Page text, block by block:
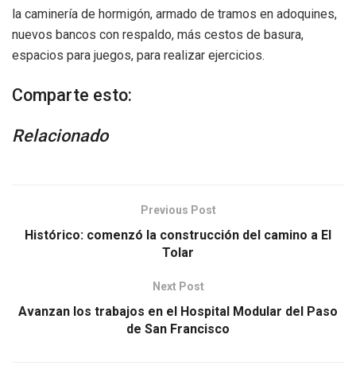
la caminería de hormigón, armado de tramos en adoquines,
nuevos bancos con respaldo, más cestos de basura,
espacios para juegos, para realizar ejercicios.
Comparte esto:
Relacionado
Previous Post
Histórico: comenzó la construcción del camino a El
Tolar
Next Post
Avanzan los trabajos en el Hospital Modular del Paso
de San Francisco